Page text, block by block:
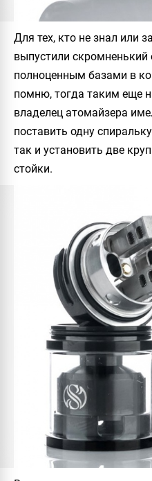
Для тех, кто не знал или
выпустили скромненький
полноценным базами в
помню, тогда таким еще
владелец атомайзера
поставить одну
так и установить две
стойки.